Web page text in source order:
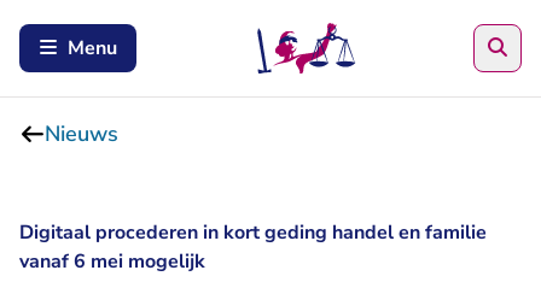
Menu
Nieuws
Digitaal procederen in kort geding handel en familie
vanaf 6 mei mogelijk